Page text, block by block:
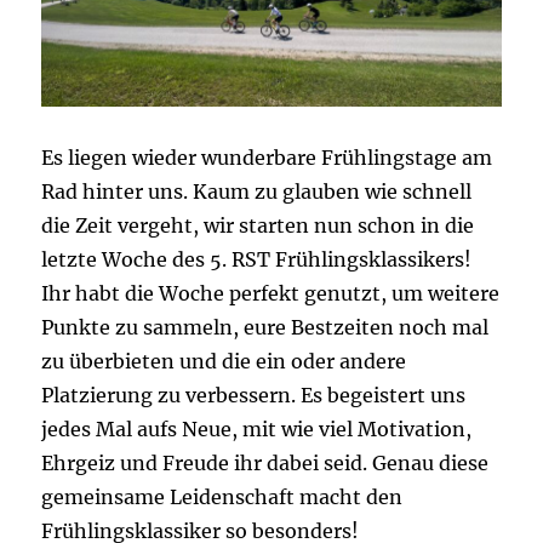
Es liegen wieder wunderbare Frühlingstage am
Rad hinter uns. Kaum zu glauben wie schnell
die Zeit vergeht, wir starten nun schon in die
letzte Woche des 5. RST Frühlingsklassikers!
Ihr habt die Woche perfekt genutzt, um weitere
Punkte zu sammeln, eure Bestzeiten noch mal
zu überbieten und die ein oder andere
Platzierung zu verbessern. Es begeistert uns
jedes Mal aufs Neue, mit wie viel Motivation,
Ehrgeiz und Freude ihr dabei seid. Genau diese
gemeinsame Leidenschaft macht den
Frühlingsklassiker so besonders!